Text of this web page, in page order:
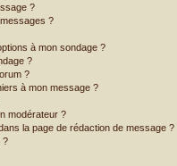
?
?
à mon sondage ?
?
?
à mon message ?
modérateur ?
la page de rédaction de message ?
?